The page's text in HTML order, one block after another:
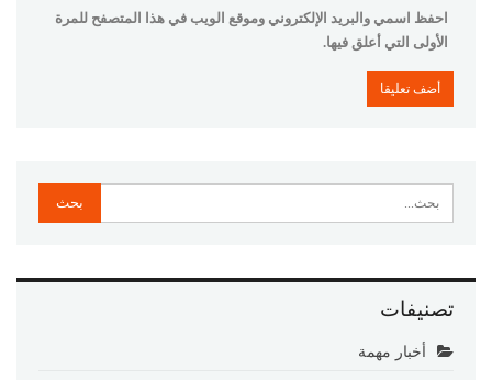
احفظ اسمي والبريد الإلكتروني وموقع الويب في هذا المتصفح للمرة
الأولى التي أعلق فيها.
تصنيفات
أخبار مهمة